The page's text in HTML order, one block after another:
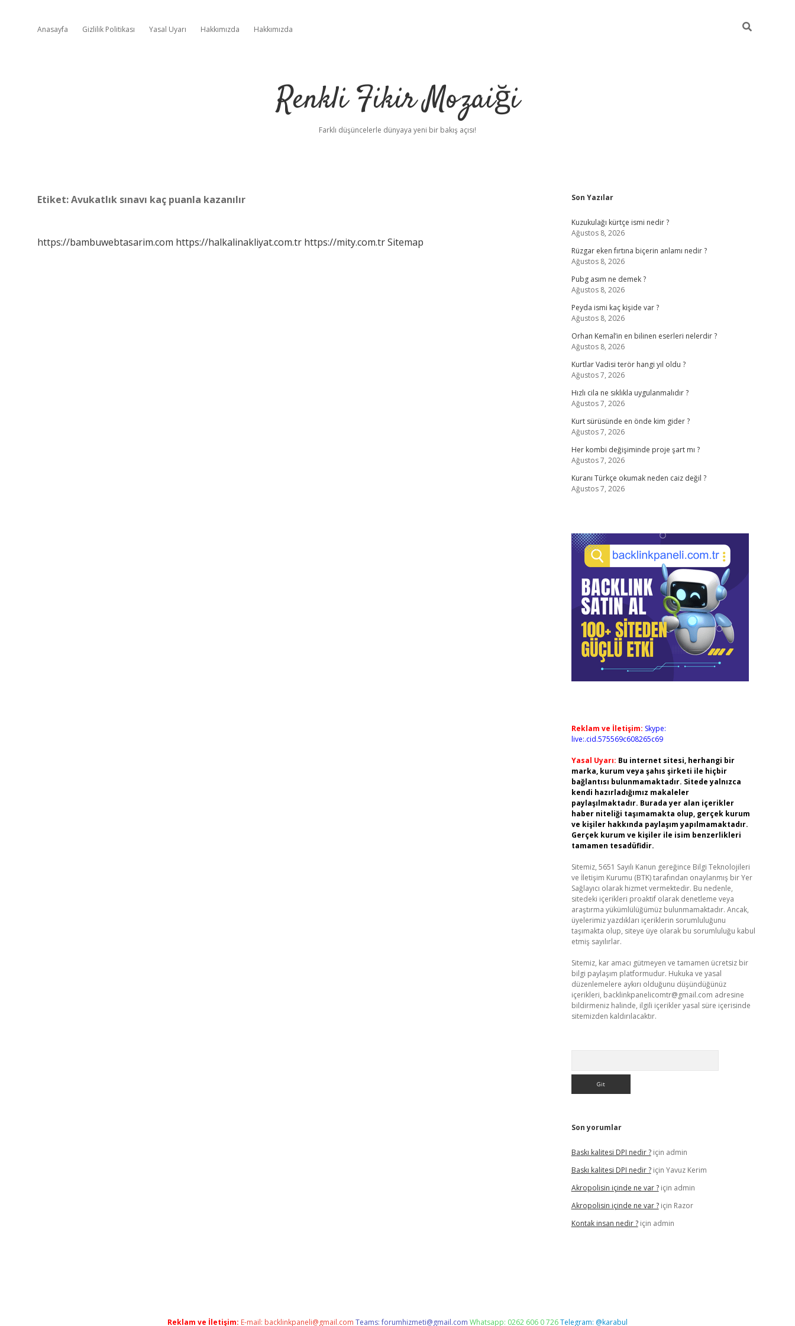
Anasayfa Gizlilik Politikası Yasal Uyarı Hakkımızda Hakkımızda
Renkli Fikir Mozaiği
Farklı düşüncelerle dünyaya yeni bir bakış açısı!
Etiket:Avukatlık sınavı kaç puanla kazanılır
https://bambuwebtasarim.com https://halkalinakliyat.com.tr https://mity.com.trSitemap
Sidebar
Son Yazılar
Kuzukulağı kürtçe ismi nedir ?
Ağustos 8, 2026
Rüzgar eken fırtına biçerin anlamı nedir ?
Ağustos 8, 2026
Pubg asım ne demek ?
Ağustos 8, 2026
Peyda ismi kaç kişide var ?
Ağustos 8, 2026
Orhan Kemal’in en bilinen eserleri nelerdir ?
Ağustos 8, 2026
Kurtlar Vadisi terör hangi yıl oldu ?
Ağustos 7, 2026
Hızlı cila ne sıklıkla uygulanmalıdır ?
Ağustos 7, 2026
Kurt sürüsünde en önde kim gider ?
Ağustos 7, 2026
Her kombi değişiminde proje şart mı ?
Ağustos 7, 2026
Kuranı Türkçe okumak neden caiz değil ?
Ağustos 7, 2026
Reklam ve İletişim: Skype:
live:.cid.575569c608265c69
Yasal Uyarı: Bu internet sitesi, herhangi bir
marka, kurum veya şahıs şirketi ile hiçbir
bağlantısı bulunmamaktadır. Sitede yalnızca
kendi hazırladığımız makaleler
paylaşılmaktadır. Burada yer alan içerikler
haber niteliği taşımamakta olup, gerçek kurum
ve kişiler hakkında paylaşım yapılmamaktadır.
Gerçek kurum ve kişiler ile isim benzerlikleri
tamamen tesadüfidir.
Sitemiz, 5651 Sayılı Kanun gereğince Bilgi Teknolojileri
ve İletişim Kurumu (BTK) tarafından onaylanmış bir Yer
Sağlayıcı olarak hizmet vermektedir. Bu nedenle,
sitedeki içerikleri proaktif olarak denetleme veya
araştırma yükümlülüğümüz bulunmamaktadır. Ancak,
üyelerimiz yazdıkları içeriklerin sorumluluğunu
taşımakta olup, siteye üye olarak bu sorumluluğu kabul
etmiş sayılırlar.
Sitemiz, kar amacı gütmeyen ve tamamen ücretsiz bir
bilgi paylaşım platformudur. Hukuka ve yasal
düzenlemelere aykırı olduğunu düşündüğünüz
içerikleri, backlinkpanelicomtr@gmail.com adresine
bildirmeniz halinde, ilgili içerikler yasal süre içerisinde
sitemizden kaldırılacaktır.
Son yorumlar
Baskı kalitesi DPI nedir ?için admin
Baskı kalitesi DPI nedir ?için Yavuz Kerim
Akropolisin içinde ne var ?için admin
Akropolisin içinde ne var ?için Razor
Kontak insan nedir ?için admin
Reklam ve İletişim: E-mail: backlinkpaneli@gmail.com Teams:forumhizmeti@gmail.com Whatsapp: 0262 606 0 726Telegram: @karabul